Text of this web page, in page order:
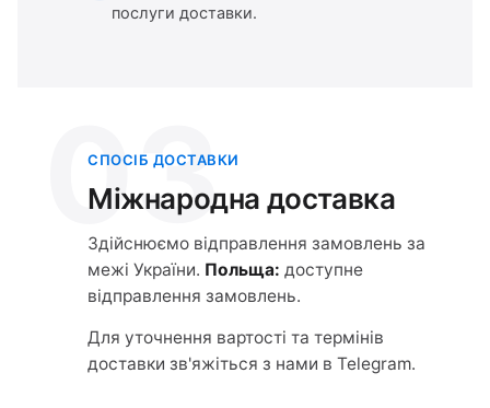
послуги доставки.
03
СПОСІБ ДОСТАВКИ
Міжнародна доставка
Здійснюємо відправлення замовлень за
межі України. Польща: доступне
відправлення замовлень.
Для уточнення вартості та термінів
доставки зв'яжіться з нами в Telegram.